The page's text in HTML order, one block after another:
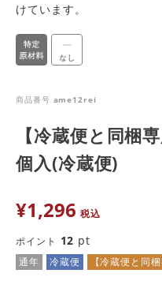
けています。
商品番号 ame12rei
【冷蔵便と同梱
個入(冷蔵便)
¥1,296 税込
ポイント 12 pt
通年 冷蔵便 【冷蔵便と同